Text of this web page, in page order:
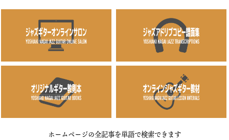
ホームページの全記事を単語で検索できます